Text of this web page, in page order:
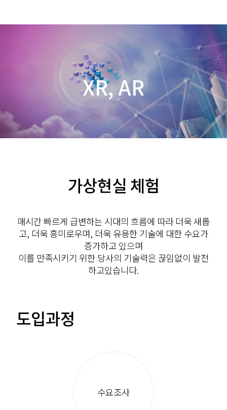
제이에스에이치
XR, AR
가상현실 체험
매시간 빠르게 급변하는 시대의 흐름에 따라 더욱 새롭
고, 더욱 흥미로우며, 더욱 유용한 기술에 대한 수요가
증가하고 있으며
이를 만족시키기 위한 당사의 기술력은 끊임없이 발전
하고있습니다.
도입과정
수요조사